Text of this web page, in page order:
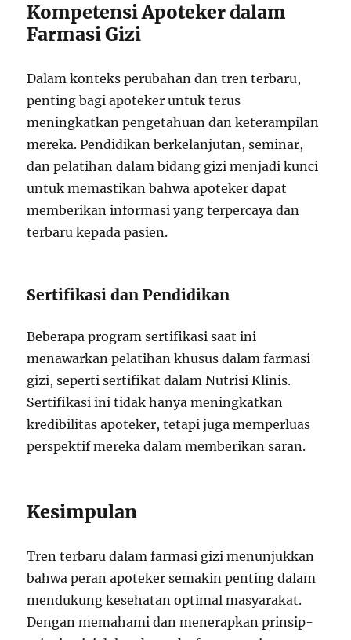
Kompetensi Apoteker dalam
Farmasi Gizi
Dalam konteks perubahan dan tren terbaru,
penting bagi apoteker untuk terus
meningkatkan pengetahuan dan keterampilan
mereka. Pendidikan berkelanjutan, seminar,
dan pelatihan dalam bidang gizi menjadi kunci
untuk memastikan bahwa apoteker dapat
memberikan informasi yang terpercaya dan
terbaru kepada pasien.
Sertifikasi dan Pendidikan
Beberapa program sertifikasi saat ini
menawarkan pelatihan khusus dalam farmasi
gizi, seperti sertifikat dalam Nutrisi Klinis.
Sertifikasi ini tidak hanya meningkatkan
kredibilitas apoteker, tetapi juga memperluas
perspektif mereka dalam memberikan saran.
Kesimpulan
Tren terbaru dalam farmasi gizi menunjukkan
bahwa peran apoteker semakin penting dalam
mendukung kesehatan optimal masyarakat.
Dengan memahami dan menerapkan prinsip-